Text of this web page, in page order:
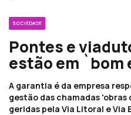
SOCIEDADE
Pontes e
estão em `bom
A garantia é da empresa
gestão das chamadas
geridas pela Via Litoral e Via